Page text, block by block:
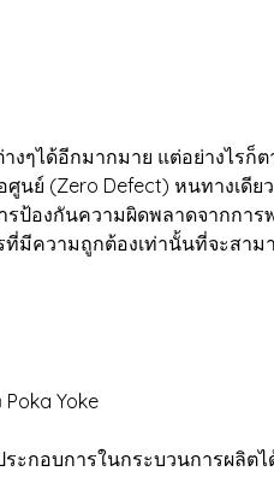
ด้อีกมากมาย แต่อย่างไรก็ต
ย์ (Zero Defect) หนทางเดี
ป้องกันความผิดพลาดจากกา
มีความถูกต้องเท่านั้นที่จะสา
Yoke
ะกอบการในกระบวนการผลิตไ